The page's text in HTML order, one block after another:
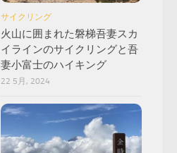
サイクリング
火山に囲まれた磐梯吾妻スカ
イラインのサイクリングと吾
妻小富士のハイキング
22 5月, 2024